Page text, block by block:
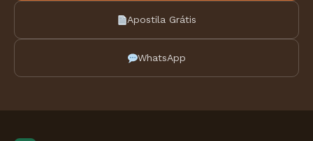
Apostila Grátis
WhatsApp